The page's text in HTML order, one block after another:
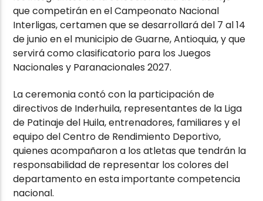
que competirán en el Campeonato Nacional
Interligas, certamen que se desarrollará del 7 al 14
de junio en el municipio de Guarne, Antioquia, y que
servirá como clasificatorio para los Juegos
Nacionales y Paranacionales 2027.
La ceremonia contó con la participación de
directivos de Inderhuila, representantes de la Liga
de Patinaje del Huila, entrenadores, familiares y el
equipo del Centro de Rendimiento Deportivo,
quienes acompañaron a los atletas que tendrán la
responsabilidad de representar los colores del
departamento en esta importante competencia
nacional.